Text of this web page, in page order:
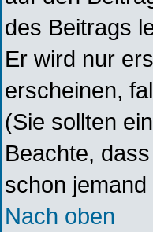
des Beitrags
Er wird nur
erscheinen,
(Sie sollten
Beachte,
schon
Nach oben